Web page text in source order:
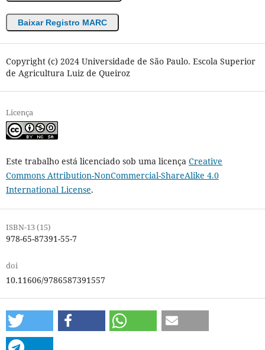
Baixar Registro MARC
Copyright (c) 2024 Universidade de São Paulo. Escola Superior
de Agricultura Luiz de Queiroz
Licença
Este trabalho está licenciado sob uma licença Creative
Commons Attribution-NonCommercial-ShareAlike 4.0
International License.
ISBN-13 (15)
978-65-87391-55-7
doi
10.11606/9786587391557